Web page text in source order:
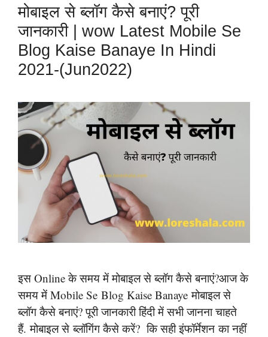
मोबाइल से ब्लॉग कैसे बनाएं? पूरी
जानकारी | wow Latest Mobile Se
Blog Kaise Banaye In Hindi
2021-(Jun2022)
इस Online के समय में मोबाइल से ब्लॉग कैसे बनाएं?आज के
समय में Mobile Se Blog Kaise Banaye मोबाइल से
ब्लॉग कैसे बनाएं? पूरी जानकारी हिंदी में सभी जानना चाहते
हैं. मोबाइल से ब्लॉगिंग कैसे करें? कि सही इंफॉर्मेशन का नहीं